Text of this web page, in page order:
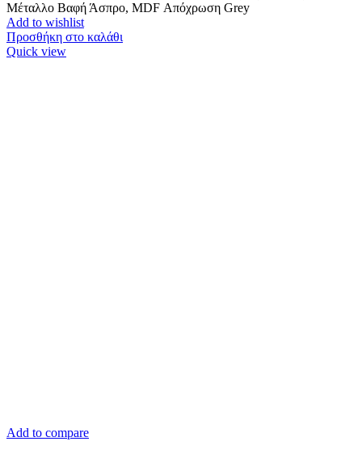
Μέταλλο Βαφή Άσπρο, MDF Απόχρωση Grey
Add to wishlist
Προσθήκη στο καλάθι
Quick view
Add to compare